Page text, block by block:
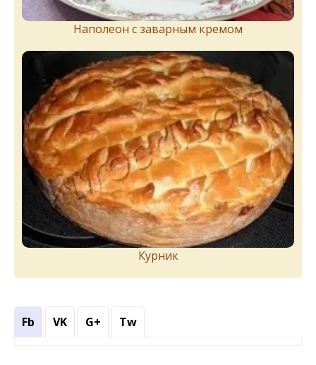
Наполеон с заварным кремом
Курник
Fb VK G+ Tw